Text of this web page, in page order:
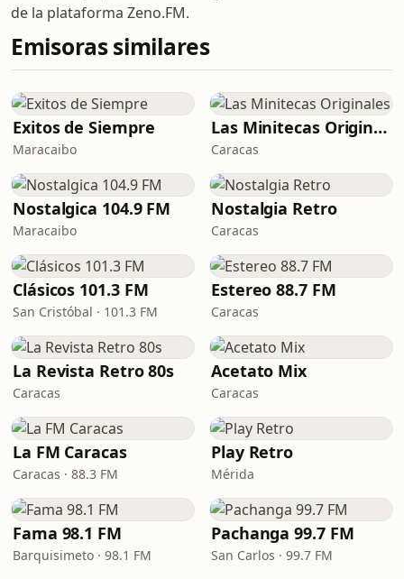
de la plataforma Zeno.FM.
Emisoras similares
Exitos de Siempre
Maracaibo
Las Minitecas Originales
Caracas
Nostalgica 104.9 FM
Maracaibo
Nostalgia Retro
Caracas
Clásicos 101.3 FM
San Cristóbal · 101.3 FM
Estereo 88.7 FM
Caracas
La Revista Retro 80s
Caracas
Acetato Mix
Caracas
La FM Caracas
Caracas · 88.3 FM
Play Retro
Mérida
Fama 98.1 FM
Barquisimeto · 98.1 FM
Pachanga 99.7 FM
San Carlos · 99.7 FM